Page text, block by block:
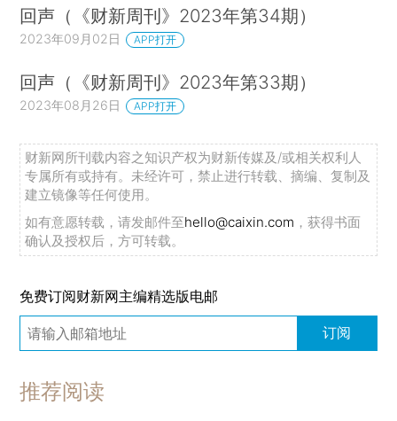
回声（《财新周刊》2023年第34期）
2023年09月02日 APP打开
回声（《财新周刊》2023年第33期）
2023年08月26日 APP打开
财新网所刊载内容之知识产权为财新传媒及/或相关权利人
专属所有或持有。未经许可，禁止进行转载、摘编、复制及
建立镜像等任何使用。
如有意愿转载，请发邮件至hello@caixin.com ，获得书面
确认及授权后，方可转载。
免费订阅财新网主编精选版电邮
订阅
推荐阅读